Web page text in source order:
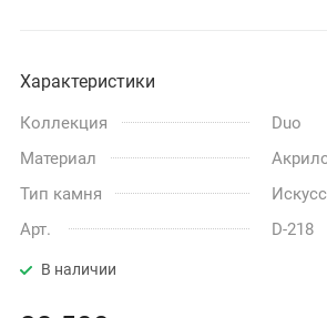
Характеристики
Коллекция
Duo
Материал
Тип камня
Арт.
D-218
В наличии